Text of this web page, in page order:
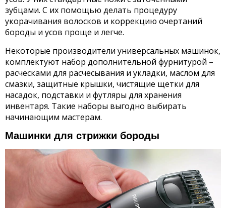
зубцами. С их помощью делать процедуру
укорачивания волосков и коррекцию очертаний
бороды и усов проще и легче.
Некоторые производители универсальных машинок,
комплектуют набор дополнительной фурнитурой –
расческами для расчесывания и укладки, маслом для
смазки, защитные крышки, чистящие щетки для
насадок, подставки и футляры для хранения
инвентаря. Такие наборы выгодно выбирать
начинающим мастерам.
Машинки для стрижки бороды